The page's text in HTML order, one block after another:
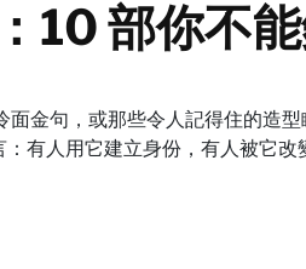
10 部你不
金句，或那些令人記得住的造
有人用它建立身份，有人被它改